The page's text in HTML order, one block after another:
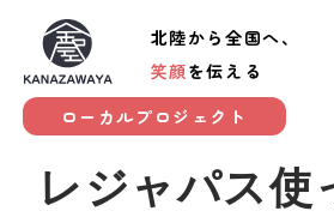
北陸から全国へ、
笑顔を伝える
ローカルプロジェクト
レジャパス使